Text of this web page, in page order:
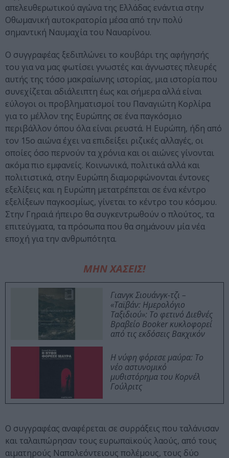
απελευθερωτικού αγώνα της Ελλάδας ενάντια στην
Οθωμανική αυτοκρατορία μέσα από την πολύ
σημαντική Ναυμαχία του Ναυαρίνου.
Ο συγγραφέας ξεδιπλώνει το κουβάρι της αφήγησής
του για να μας φωτίσει γνωστές και άγνωστες πλευρές
αυτής της τόσο μακραίωνης ιστορίας, μια ιστορία που
συνεχίζεται αδιάλειπτη έως και σήμερα αλλά είναι
εύλογοι οι προβληματισμοί του Παναγιώτη Κορλίρα
για το μέλλον της Ευρώπης σε ένα παγκόσμιο
περιβάλλον όπου όλα είναι ρευστά. Η Ευρώπη, ήδη από
τον 15ο αιώνα έχει να επιδείξει ριζικές αλλαγές, οι
οποίες όσο περνούν τα χρόνια και οι αιώνες γίνονται
ακόμα πιο εμφανείς. Κοινωνικά, πολιτικά αλλά και
πολιτιστικά, στην Ευρώπη διαμορφώνονται έντονες
εξελίξεις και η Ευρώπη μετατρέπεται σε ένα κέντρο
εξελίξεων παγκοσμίως, γίνεται το κέντρο του κόσμου.
Στην Γηραιά ήπειρο θα συγκεντρωθούν ο πλούτος, τα
επιτεύγματα, τα πρόσωπα που θα σημάνουν μία νέα
εποχή για την ανθρωπότητα.
ΜΗΝ ΧΑΣΕΙΣ!
Γιανγκ Σιουάνγκ-τζι –
«Ταϊβάν: Ημερολόγιο
Ταξιδιού»: Το φετινό Διεθνές
Βραβείο Booker κυκλοφορεί
από τις εκδόσεις Βακχικόν
Η νύφη φόρεσε μαύρα: Το
νέο αστυνομικό
μυθιστόρημα του Κορνέλ
Γούλριτς
Ο συγγραφέας αναφέρεται σε συρράξεις που ταλάνισαν
και ταλαιπώρησαν τους ευρωπαϊκούς λαούς, από τους
αιματηρούς Ναπολεόντειους πολέμους, τους δύο